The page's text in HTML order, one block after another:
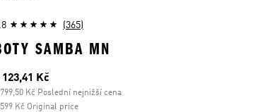
(365)
SAMBA MN
cena
123,41 Kč
799,50 Kč Poslední nejnižší cena
Kč Original price